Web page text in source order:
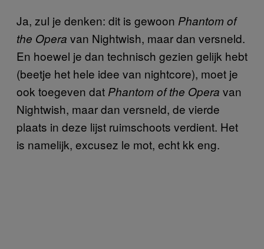
Ja, zul je denken: dit is gewoon Phantom of
the Opera van Nightwish, maar dan versneld.
En hoewel je dan technisch gezien gelijk hebt
(beetje het hele idee van nightcore), moet je
ook toegeven dat Phantom of the Opera van
Nightwish, maar dan versneld, de vierde
plaats in deze lijst ruimschoots verdient. Het
is namelijk, excusez le mot, echt kk eng.